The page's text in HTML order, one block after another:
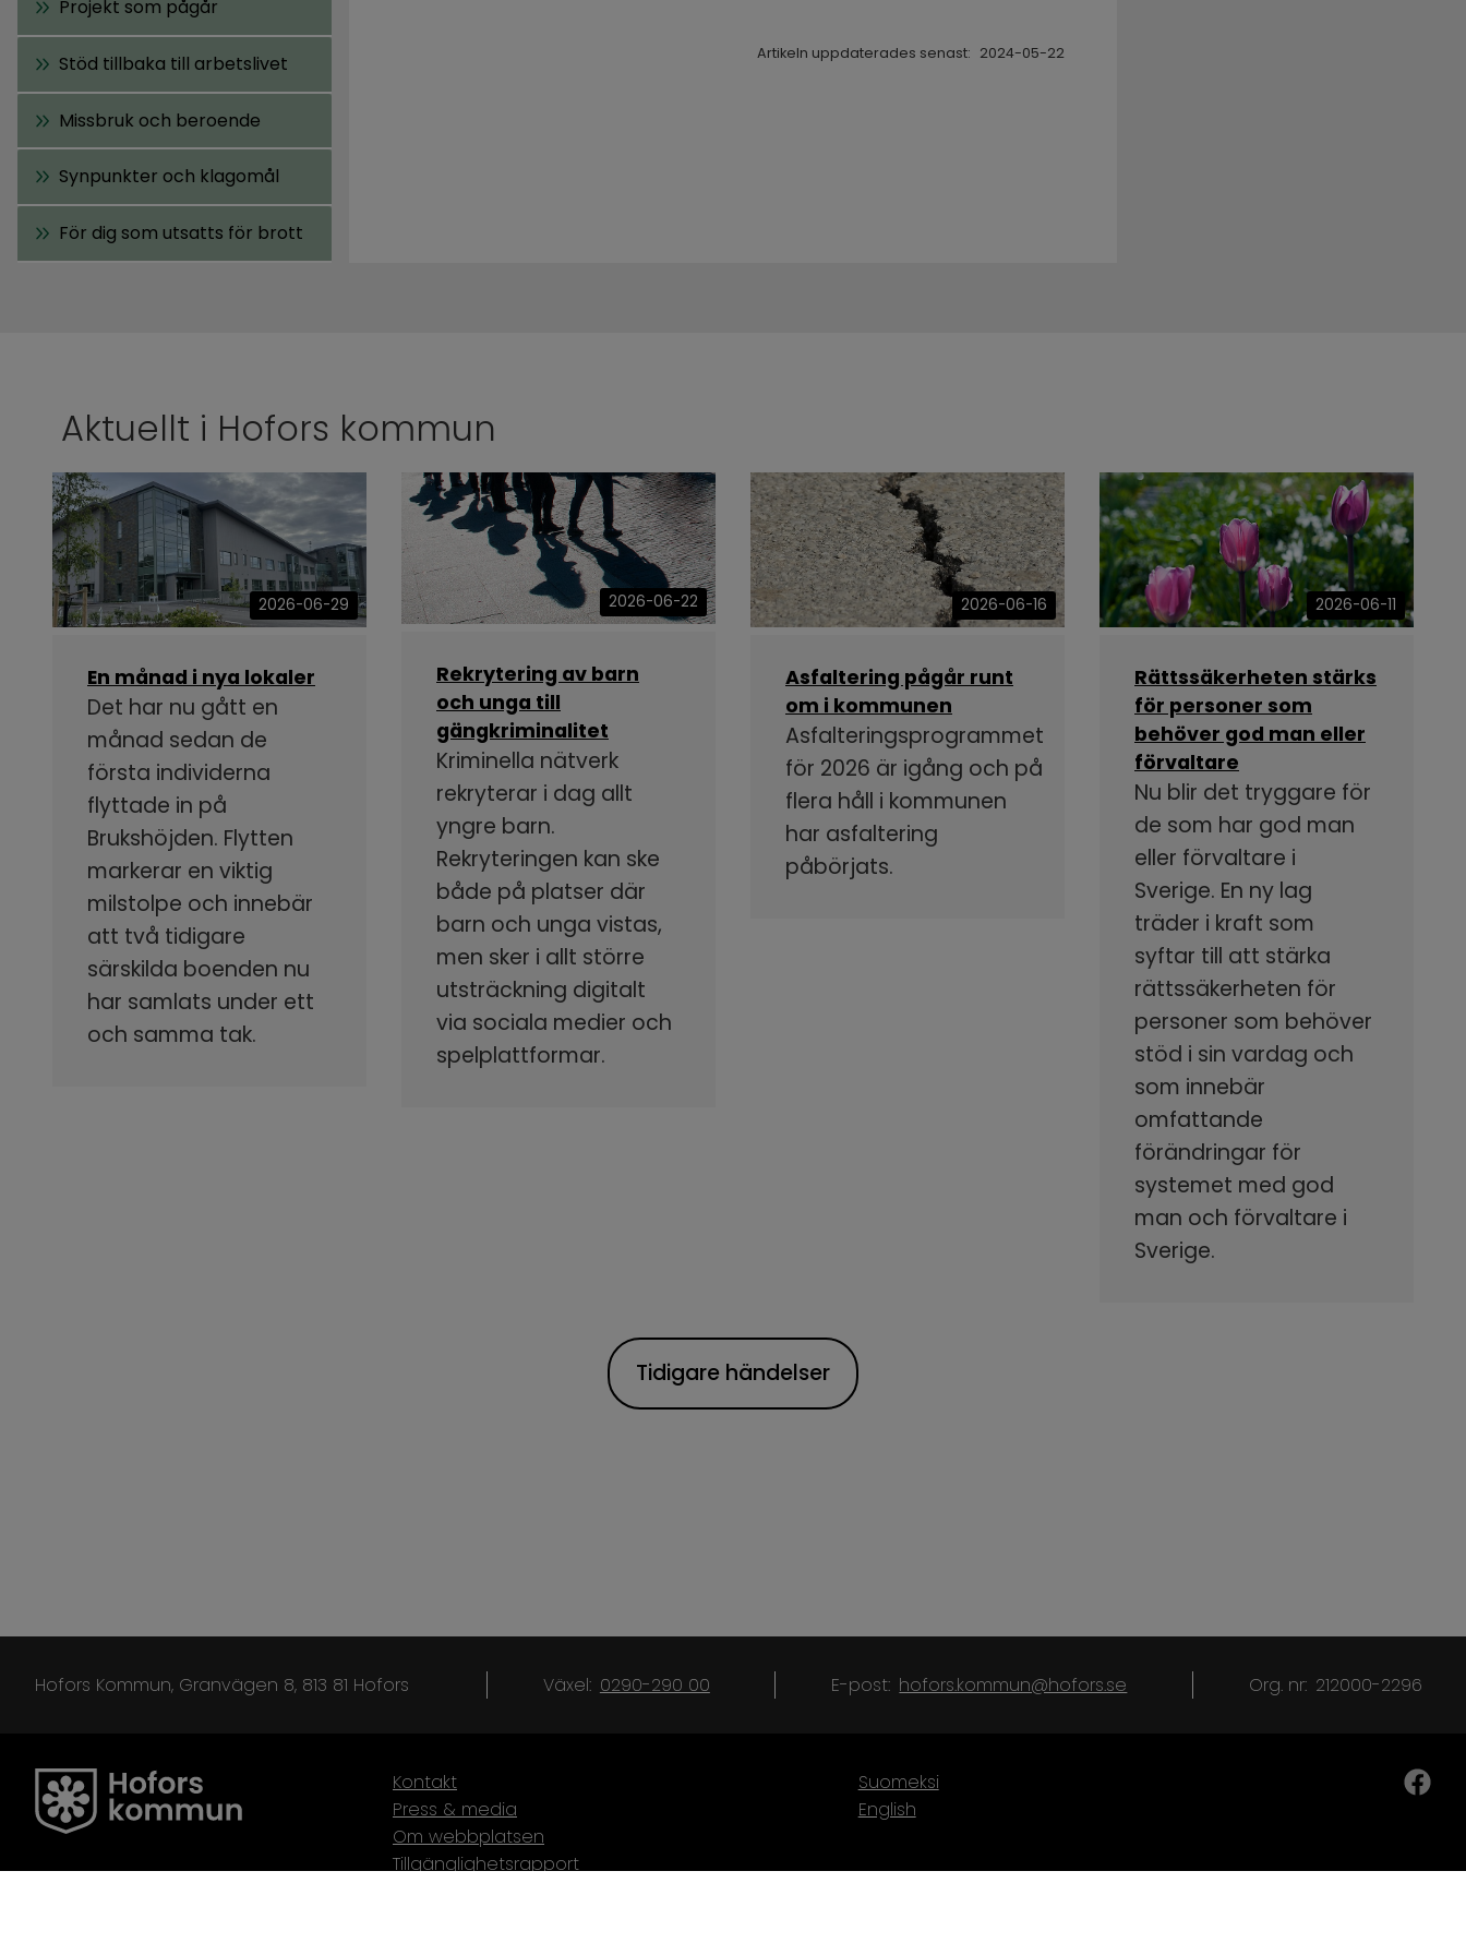
Projekt som pågår
Stöd tillbaka till arbetslivet
Missbruk och beroende
Synpunkter och klagomål
För dig som utsatts för brott
Artikeln uppdaterades senast: 2024-05-22
Aktuellt i Hofors kommun
2026-06-29
En månad i nya lokaler
Det har nu gått en
månad sedan de
första individerna
flyttade in på
Brukshöjden. Flytten
markerar en viktig
milstolpe och innebär
att två tidigare
särskilda boenden nu
har samlats under ett
och samma tak.
2026-06-22
Rekrytering av barn
och unga till
gängkriminalitet
Kriminella nätverk
rekryterar i dag allt
yngre barn.
Rekryteringen kan ske
både på platser där
barn och unga vistas,
men sker i allt större
utsträckning digitalt
via sociala medier och
spelplattformar.
2026-06-16
Asfaltering pågår runt
om i kommunen
Asfalteringsprogrammet
för 2026 är igång och på
flera håll i kommunen
har asfaltering
påbörjats.
2026-06-11
Rättssäkerheten stärks
för personer som
behöver god man eller
förvaltare
Nu blir det tryggare för
de som har god man
eller förvaltare i
Sverige. En ny lag
träder i kraft som
syftar till att stärka
rättssäkerheten för
personer som behöver
stöd i sin vardag och
som innebär
omfattande
förändringar för
systemet med god
man och förvaltare i
Sverige.
Tidigare händelser
Hofors Kommun, Granvägen 8, 813 81 Hofors Växel: 0290-290 00 E-post: hofors.kommun@hofors.se Org. nr: 212000-2296
Kontakt
Press & media
Om webbplatsen
Tillgänglighetsrapport
Suomeksi
English